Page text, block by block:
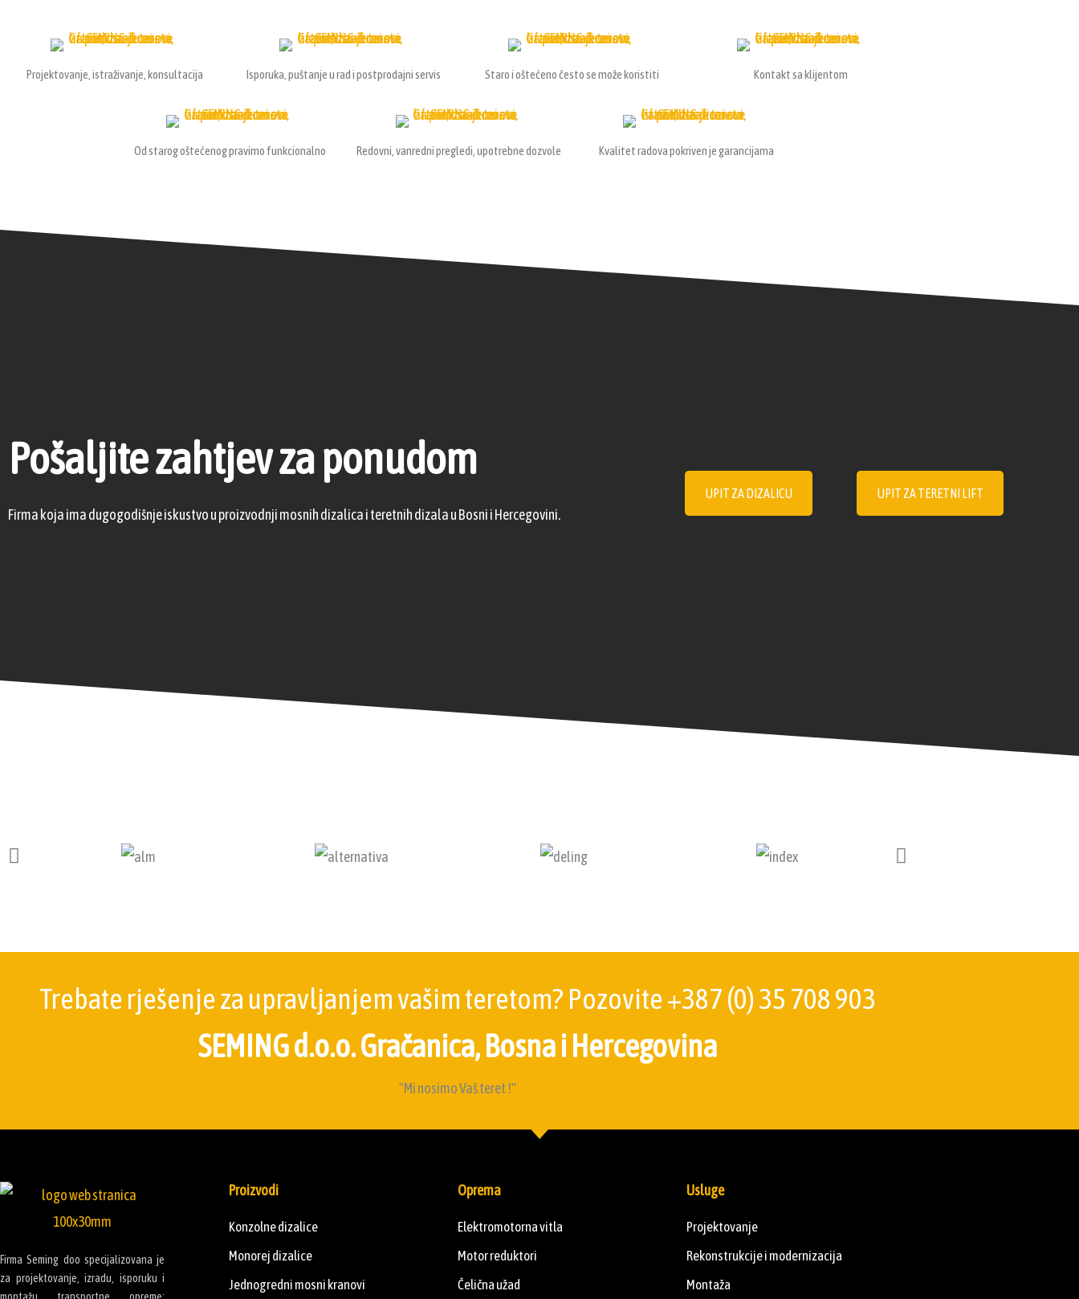
Projektovanje, istraživanje, konsultacija Isporuka, puštanje u rad i postprodajni servis Staro i oštećeno često se može koristiti Kontakt sa klijentom
Od starog oštećenog pravimo funkcionalno Redovni, vanredni pregledi, upotrebne dozvole Kvalitet radova pokriven je garancijama
Pošaljite zahtjev za ponudom
Firma koja ima dugogodišnje iskustvo u proizvodnji mosnih dizalica i teretnih dizala u Bosni i Hercegovini.
UPIT ZA DIZALICU UPIT ZA TERETNI LIFT
Trebate rješenje za upravljanjem vašim teretom? Pozovite +387 (0) 35 708 903
SEMING d.o.o. Gračanica, Bosna i Hercegovina
"Mi nosimo Vaš teret !"
Firma Seming doo specijalizovana je
za projektovanje, izradu, isporuku i
Proizvodi
Konzolne dizalice
Monorej dizalice
Jednogredni mosni kranovi
Oprema
Elektromotorna vitla
Motor reduktori
Čelična užad
Usluge
Projektovanje
Rekonstrukcije i modernizacija
Montaža